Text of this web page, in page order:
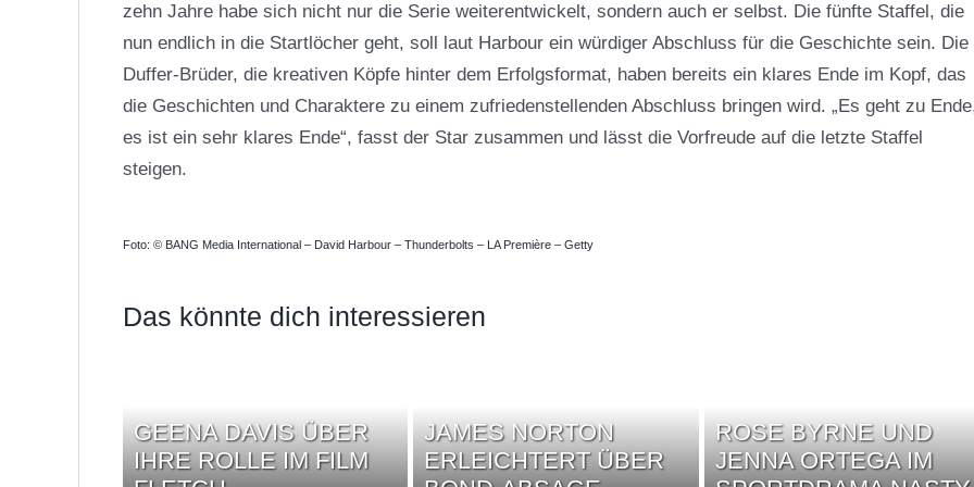
zehn Jahre habe sich nicht nur die Serie weiterentwickelt, sondern auch er selbst. Die fünfte Staffel, die
nun endlich in die Startlöcher geht, soll laut Harbour ein würdiger Abschluss für die Geschichte sein. Die
Duffer-Brüder, die kreativen Köpfe hinter dem Erfolgsformat, haben bereits ein klares Ende im Kopf, das
die Geschichten und Charaktere zu einem zufriedenstellenden Abschluss bringen wird. „Es geht zu
es ist ein sehr klares Ende“, fasst der Star zusammen und lässt die Vorfreude auf die letzte Staffel
steigen.
Foto: © BANG Media International – David Harbour – Thunderbolts – LA Première – Getty
Das könnte dich interessieren
GEENA DAVIS ÜBER
IHRE ROLLE IM FILM
JAMES NORTON
ERLEICHTERT ÜBER
ROSE BYRNE UND
JENNA ORTEGA IM